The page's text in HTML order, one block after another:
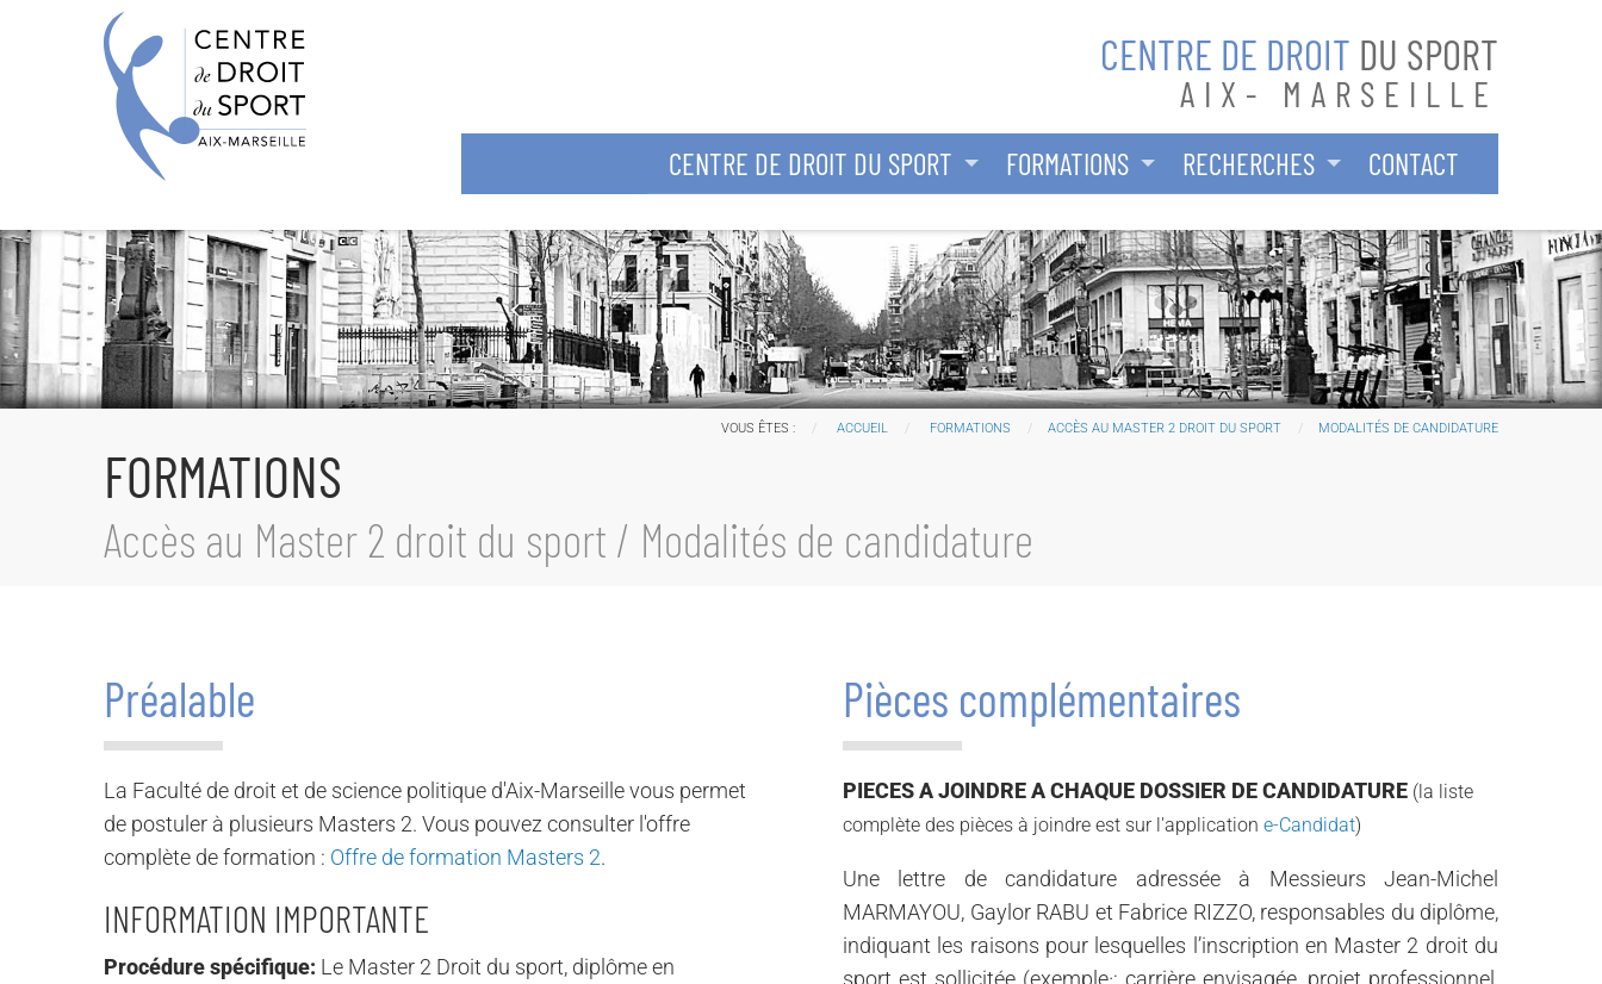
CENTRE DE
DROIT DU
SPORT
FORMATIONS
RECHERCHES
CONTACT
CENTRE DE DROIT DU SPORT
AIX- MARSEILLE
CENTRE DE DROIT DU SPORT FORMATIONS RECHERCHES CONTACT
VOUS ÊTES : ACCUEIL FORMATIONS ACCÈS AU MASTER 2 DROIT DU SPORT MODALITÉS DE CANDIDATURE
FORMATIONS
Accès au Master 2 droit du sport / Modalités de candidature
Préalable
La Faculté de droit et de science politique d'Aix-Marseille vous permet
de postuler à plusieurs Masters 2. Vous pouvez consulter l'offre
complète de formation : Offre de formation Masters 2.
INFORMATION IMPORTANTE
Procédure spécifique: Le Master 2 Droit du sport, diplôme en
Pièces complémentaires
PIECES A JOINDRE A CHAQUE DOSSIER DE CANDIDATURE (la liste
complète des pièces à joindre est sur l'application e-Candidat)
Une lettre de candidature adressée à Messieurs Jean-Michel
MARMAYOU, Gaylor RABU et Fabrice RIZZO, responsables du diplôme,
indiquant les raisons pour lesquelles l’inscription en Master 2 droit du
sport est sollicitée (exemple·: carrière envisagée, projet professionnel,
Panneau de gestion des cookies